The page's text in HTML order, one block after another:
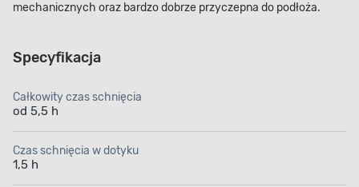
mechanicznych oraz bardzo dobrze przyczepna do podłoża.
Specyfikacja
Całkowity czas schnięcia
od 5,5 h
Czas schnięcia w dotyku
1,5 h